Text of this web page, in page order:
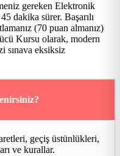
gereken Elektronik
dakika sürer. Başarılı
(70 puan almanız)
Kursu olarak, modern
sınava eksiksiz
geçiş üstünlükleri,
ve kurallar.